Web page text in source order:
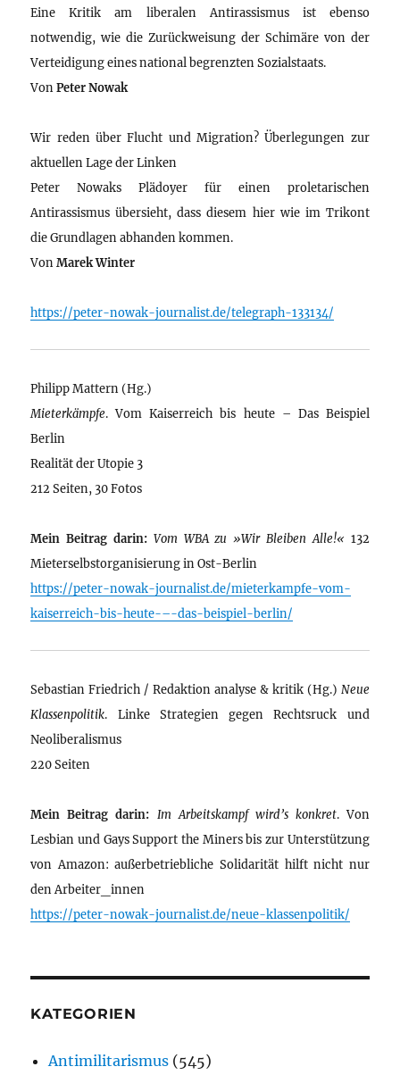
Eine Kritik am liberalen Antirassismus ist ebenso
notwendig, wie die Zurückweisung der Schimäre von der
Verteidigung eines national begrenzten Sozialstaats.
VonPeter Nowak
Wir reden über Flucht und Migration? Überlegungen zur
aktuellen Lage der Linken
Peter Nowaks Plädoyer für einen proletarischen
Antirassismus übersieht, dass diesem hier wie im Trikont
die Grundlagen abhanden kommen.
VonMarek Winter
https://peter-nowak-journalist.de/telegraph-133134/
Philipp Mattern (Hg.)
Mieterkämpfe. Vom Kaiserreich bis heute – Das Beispiel
Berlin
Realität der Utopie 3
212 Seiten, 30 Fotos
Mein Beitrag darin: Vom WBA zu »Wir Bleiben Alle!« 132
Mieterselbstorganisierung in Ost-Berlin
https://peter-nowak-journalist.de/mieterkampfe-vom-
kaiserreich-bis-heute-–-das-beispiel-berlin/
Sebastian Friedrich / Redaktion analyse & kritik (Hg.) Neue
Klassenpolitik. Linke Strategien gegen Rechtsruck und
Neoliberalismus
220 Seiten
Mein Beitrag darin: Im Arbeitskampf wird’s konkret. Von
Lesbian und Gays Support the Miners bis zur Unterstützung
von Amazon: außerbetriebliche Solidarität hilft nicht nur
den Arbeiter_innen
https://peter-nowak-journalist.de/neue-klassenpolitik/
KATEGORIEN
Antimilitarismus (545)